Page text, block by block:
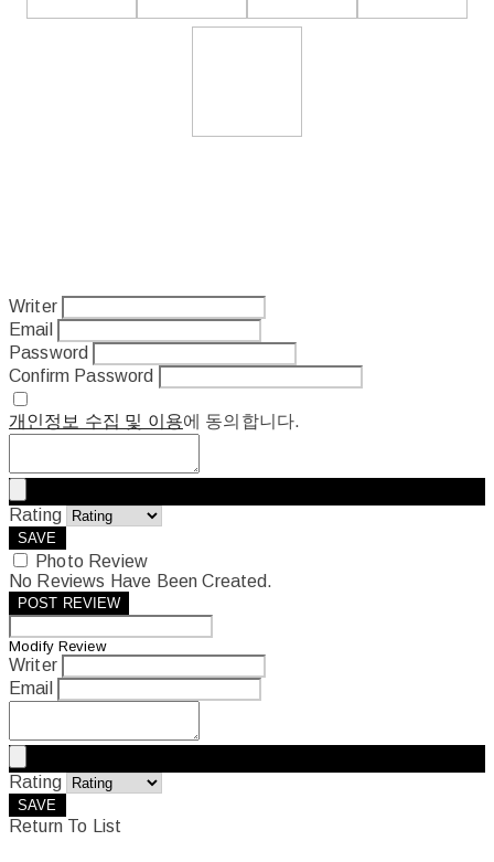
Writer
Email
Password
Confirm Password
개인정보 수집 및 이용에 동의합니다.
Rating
SAVE
Photo Review
No Reviews Have Been Created.
POST REVIEW
Modify Review
Writer
Email
Rating
SAVE
Return To List